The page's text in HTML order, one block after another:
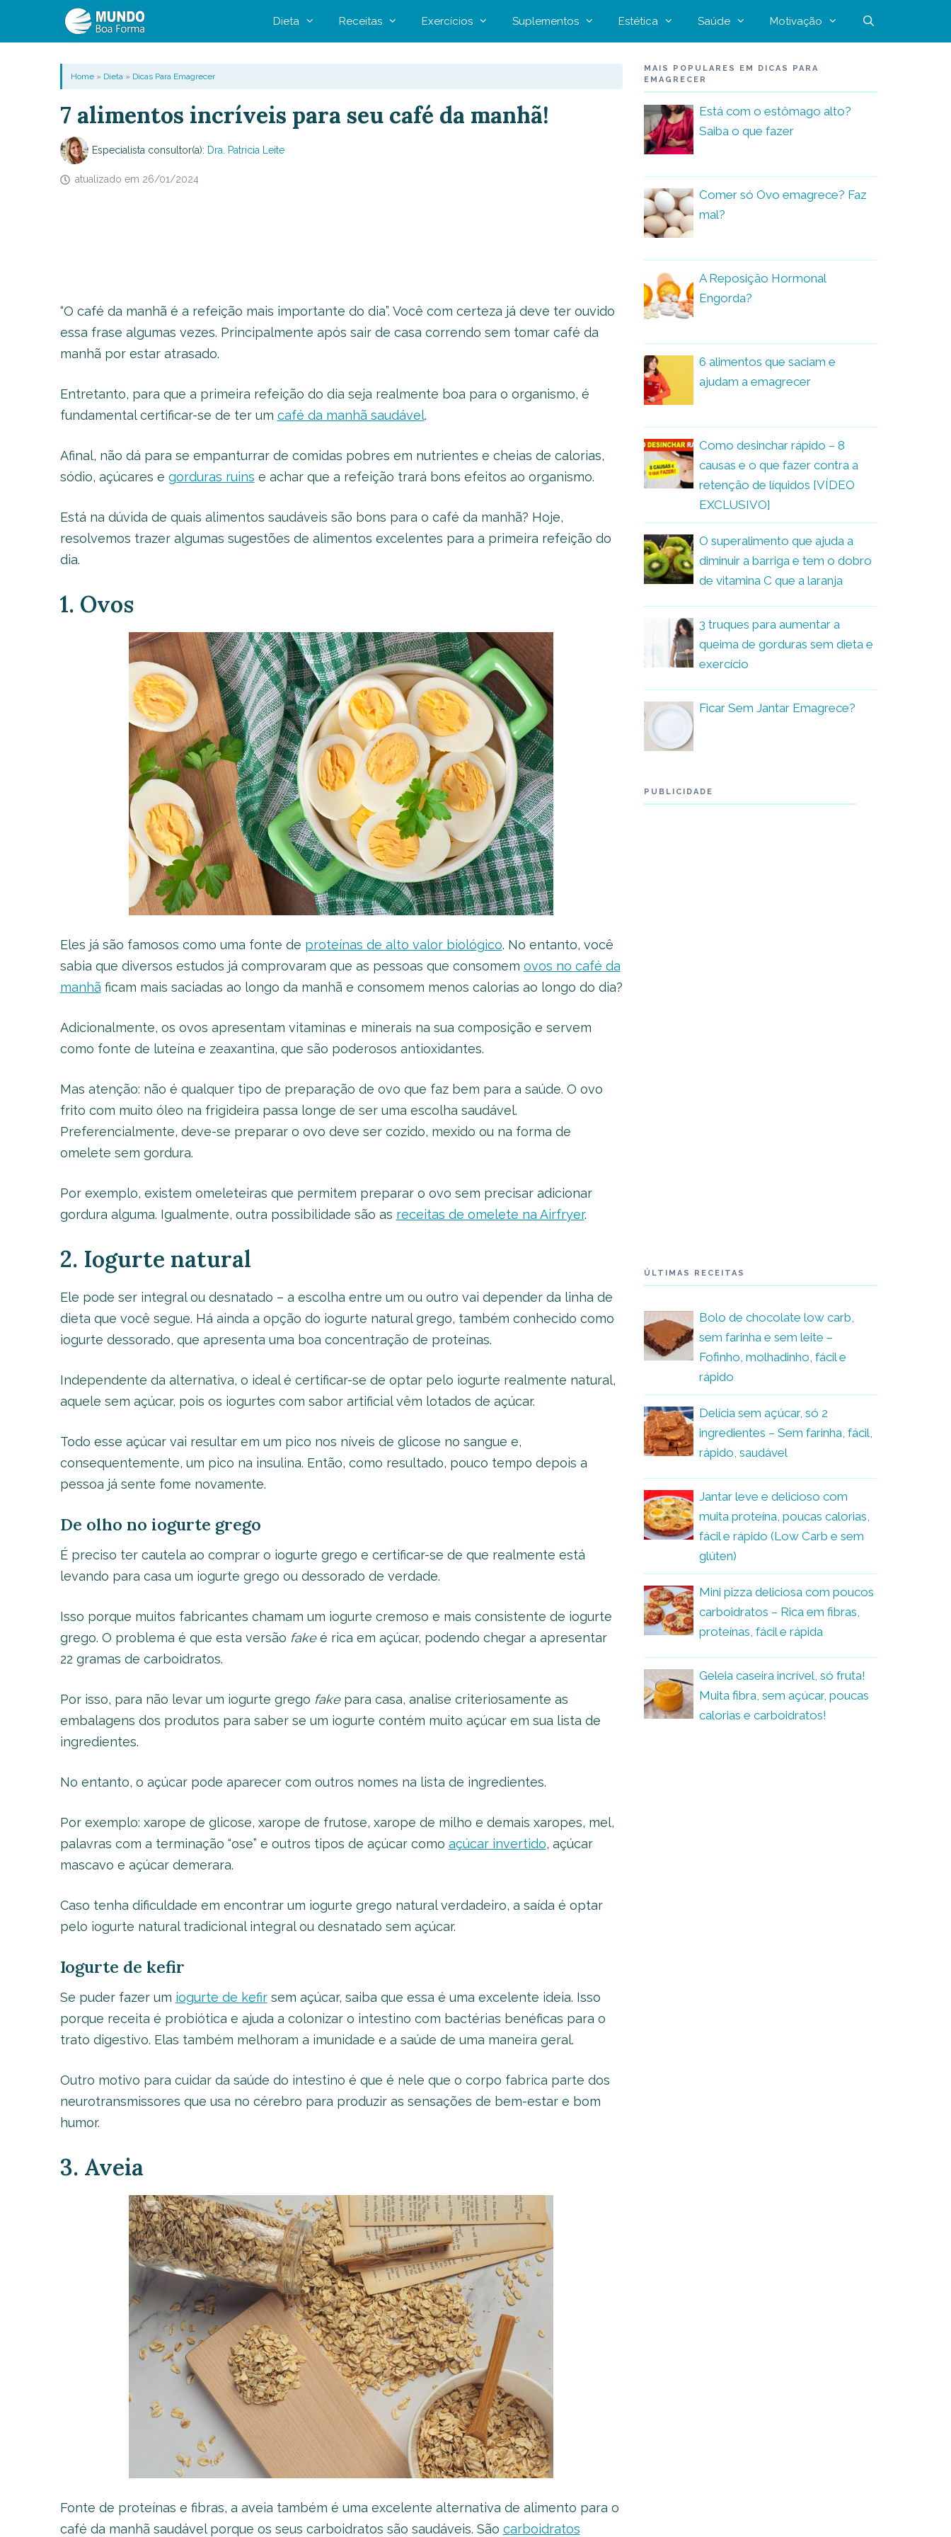
Dieta Receitas Exercícios Suplementos Estética Saúde Motivação
Home» Dieta» Dicas Para Emagrecer
7 alimentos incríveis para seu café da manhã!
Especialista consultor(a): Dra. Patricia Leite
atualizado em 26/01/2024
“O café da manhã é a refeição mais importante do dia”. Você com certeza já deve ter ouvido
essa frase algumas vezes. Principalmente após sair de casa correndo sem tomar café da
manhã por estar atrasado.
Entretanto, para que a primeira refeição do dia seja realmente boa para o organismo, é
fundamental certificar-se de ter um café da manhã saudável.
Afinal, não dá para se empanturrar de comidas pobres em nutrientes e cheias de calorias,
sódio, açúcares e gorduras ruins e achar que a refeição trará bons efeitos ao organismo.
Está na dúvida de quais alimentos saudáveis são bons para o café da manhã? Hoje,
resolvemos trazer algumas sugestões de alimentos excelentes para a primeira refeição do
dia.
1. Ovos
Eles já são famosos como uma fonte de proteínas de alto valor biológico. No entanto, você
sabia que diversos estudos já comprovaram que as pessoas que consomem ovos no café da
manhã ficam mais saciadas ao longo da manhã e consomem menos calorias ao longo do dia?
Adicionalmente, os ovos apresentam vitaminas e minerais na sua composição e servem
como fonte de luteína e zeaxantina, que são poderosos antioxidantes.
Mas atenção: não é qualquer tipo de preparação de ovo que faz bem para a saúde. O ovo
frito com muito óleo na frigideira passa longe de ser uma escolha saudável.
Preferencialmente, deve-se preparar o ovo deve ser cozido, mexido ou na forma de
omelete sem gordura.
Por exemplo, existem omeleteiras que permitem preparar o ovo sem precisar adicionar
gordura alguma. Igualmente, outra possibilidade são as receitas de omelete na Airfryer.
2. Iogurte natural
Ele pode ser integral ou desnatado – a escolha entre um ou outro vai depender da linha de
dieta que você segue. Há ainda a opção do iogurte natural grego, também conhecido como
iogurte dessorado, que apresenta uma boa concentração de proteínas.
Independente da alternativa, o ideal é certificar-se de optar pelo iogurte realmente natural,
aquele sem açúcar, pois os iogurtes com sabor artificial vêm lotados de açúcar.
Todo esse açúcar vai resultar em um pico nos níveis de glicose no sangue e,
consequentemente, um pico na insulina. Então, como resultado, pouco tempo depois a
pessoa já sente fome novamente.
De olho no iogurte grego
É preciso ter cautela ao comprar o iogurte grego e certificar-se de que realmente está
levando para casa um iogurte grego ou dessorado de verdade.
Isso porque muitos fabricantes chamam um iogurte cremoso e mais consistente de iogurte
grego. O problema é que esta versão fakeé rica em açúcar, podendo chegar a apresentar
22 gramas de carboidratos.
Por isso, para não levar um iogurte grego fakepara casa, analise criteriosamente as
embalagens dos produtos para saber se um iogurte contém muito açúcar em sua lista de
ingredientes.
No entanto, o açúcar pode aparecer com outros nomes na lista de ingredientes.
Por exemplo: xarope de glicose, xarope de frutose, xarope de milho e demais xaropes, mel,
palavras com a terminação “ose” e outros tipos de açúcar como açúcar invertido, açúcar
mascavo e açúcar demerara.
Caso tenha dificuldade em encontrar um iogurte grego natural verdadeiro, a saída é optar
pelo iogurte natural tradicional integral ou desnatado sem açúcar.
Iogurte de kefir
Se puder fazer um iogurte de kefirsem açúcar, saiba que essa é uma excelente ideia. Isso
porque receita é probiótica e ajuda a colonizar o intestino com bactérias benéficas para o
trato digestivo. Elas também melhoram a imunidade e a saúde de uma maneira geral.
Outro motivo para cuidar da saúde do intestino é que é nele que o corpo fabrica parte dos
neurotransmissores que usa no cérebro para produzir as sensações de bem-estar e bom
humor.
3. Aveia
Fonte de proteínas e fibras, a aveia também é uma excelente alternativa de alimento para o
café da manhã saudável porque os seus carboidratos são saudáveis. São carboidratos
MAIS POPULARES EM DICAS PARA
EMAGRECER
Está com o estômago alto?
Saiba o que fazer
Comer só Ovo emagrece? Faz
mal?
A Reposição Hormonal
Engorda?
6 alimentos que saciam e
ajudam a emagrecer
Como desinchar rápido – 8
causas e o que fazer contra a
retenção de líquidos [VÍDEO
EXCLUSIVO]
O superalimento que ajuda a
diminuir a barriga e tem o dobro
de vitamina C que a laranja
3 truques para aumentar a
queima de gorduras sem dieta e
exercício
Ficar Sem Jantar Emagrece?
PUBLICIDADE
ÚLTIMAS RECEITAS
Bolo de chocolate low carb,
sem farinha e sem leite –
Fofinho, molhadinho, fácil e
rápido
Delícia sem açúcar, só 2
ingredientes – Sem farinha, fácil,
rápido, saudável
Jantar leve e delicioso com
muita proteína, poucas calorias,
fácil e rápido (Low Carb e sem
glúten)
Mini pizza deliciosa com poucos
carboidratos – Rica em fibras,
proteínas, fácil e rápida
Geleia caseira incrível, só fruta!
Muita fibra, sem açúcar, poucas
calorias e carboidratos!